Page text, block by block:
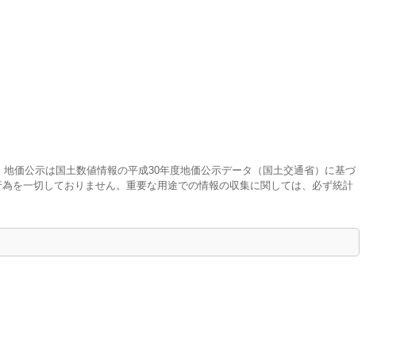
価公示は国土数値情報の平成30年度地価公示データ（国土交通省）に基づ
を一切しておりません。重要な用途での情報の収集に関しては、必ず統計